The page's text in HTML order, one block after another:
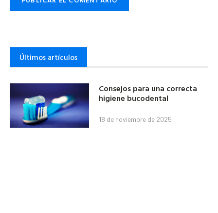
Últimos artículos
Consejos para una correcta
higiene bucodental
18 de noviembre de 2025